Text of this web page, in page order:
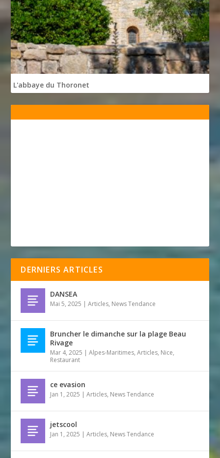
L'abbaye du Thoronet
DERNIERS ARTICLES
DANSEA
Mai 5, 2025 |Articles, News Tendance
Bruncher le dimanche sur la plage Beau
Rivage
Mar 4, 2025 |Alpes-Maritimes,Articles, Nice,
Restaurant
ce evasion
Jan 1, 2025 |Articles, News Tendance
jetscool
Jan 1, 2025 |Articles, News Tendance